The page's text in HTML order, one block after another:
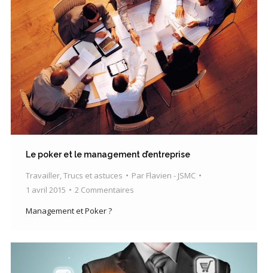
Le poker et le management d’entreprise
Travailler,Trucs et astuces Par Flavien - JSMC
1 avril 2015
2 Commentaires
Management et Poker ?